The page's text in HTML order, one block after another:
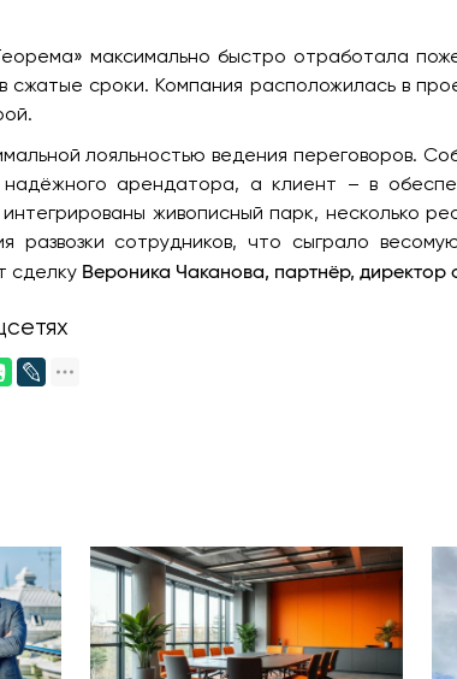
максимально быстро отработала
сжатые сроки. Компания расположилась в
лояльностью ведения переговоров.
арендатора, а клиент – в
живописный парк, несколько
развозки сотрудников, что сыграло
сделку Вероника Чаканова, партнёр, директор